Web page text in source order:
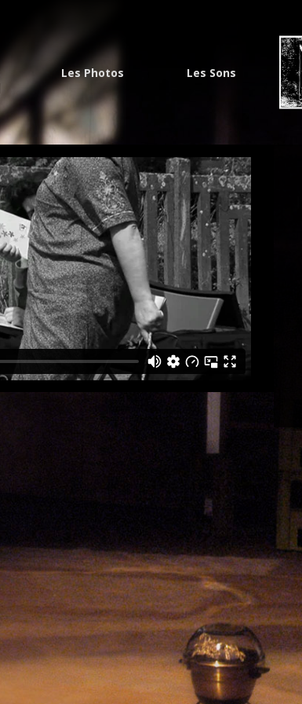
Les Photos Les Sons